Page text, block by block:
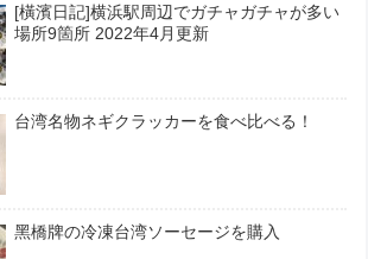
[橫濱日記]横浜駅周辺でガチャガチャが多い
場所9箇所 2022年4月更新
台湾名物ネギクラッカーを食べ比べる！
黑橋牌の冷凍台湾ソーセージを購入